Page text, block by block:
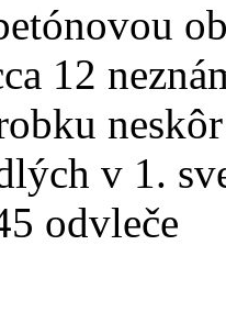
12
v 1.
odvleče